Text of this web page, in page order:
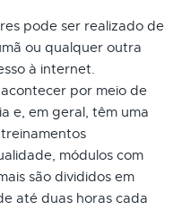
pode ser realizado de
ou qualquer outra
à internet.
por meio de
e, em geral, têm uma
módulos com
são divididos em
até duas horas cada